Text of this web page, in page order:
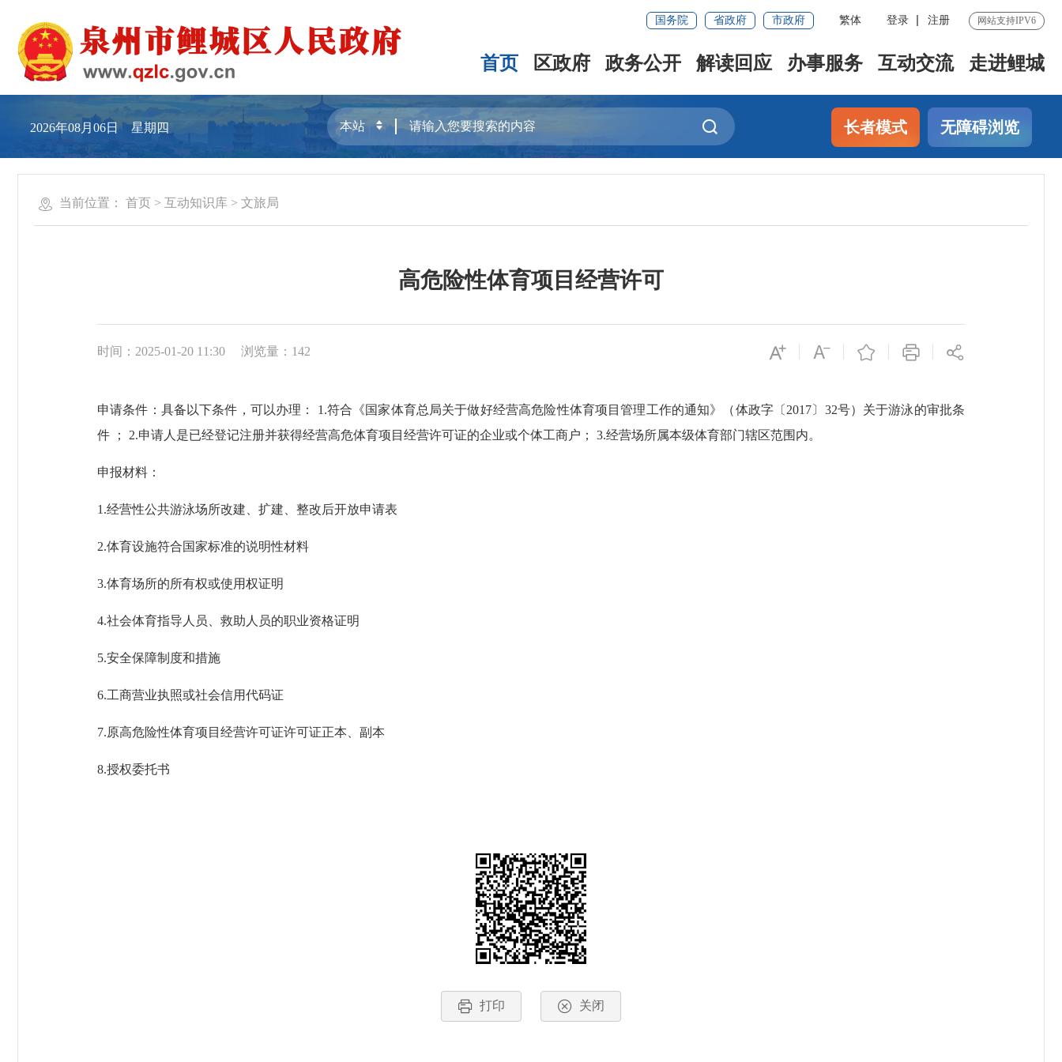
国务院 省政府 市政府 繁体 登录 注册 网站支持IPV6
首页 区政府 政务公开 解读回应 办事服务 互动交流 走进鲤城
2026年08月06日 星期四 长者模式 无障碍浏览
当前位置： 首页 > 互动知识库 > 文旅局
高危险性体育项目经营许可
时间：2025-01-20 11:30 浏览量： 142
申请条件： 具备以下条件，可以办理： 1.符合《国家体育总局关于做好经营高危险性体育项目管理工作的通知》（体政字〔2017〕32号）关于游泳的审批条
件 ； 2.申请人是已经登记注册并获得经营高危体育项目经营许可证的企业或个体工商户； 3.经营场所属本级体育部门辖区范围内。
申报材料：
1.经营性公共游泳场所改建、扩建、整改后开放申请表
2.体育设施符合国家标准的说明性材料
3.体育场所的所有权或使用权证明
4.社会体育指导人员、救助人员的职业资格证明
5.安全保障制度和措施
6.工商营业执照或社会信用代码证
7.原高危险性体育项目经营许可证许可证正本、副本
8.授权委托书
打印 关闭